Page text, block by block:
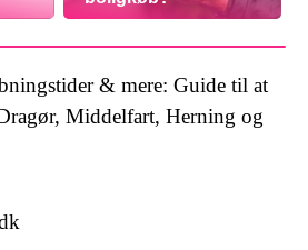
& mere: Guide til at
Middelfart, Herning og